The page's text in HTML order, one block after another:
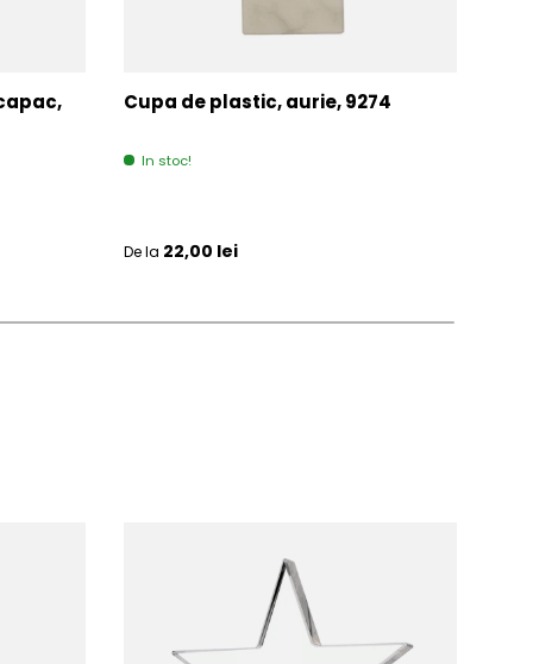
Cupa de plastic, aurie, 9274
In stoc!
Pret initial
De la 22,00 lei